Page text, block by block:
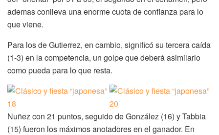
ademas conlleva una enorme cuota de confianza para lo
que viene.
Para los de Gutierrez, en cambio, significó su tercera caída
(1-3) en la competencia, un golpe que deberá asimilarlo
como pueda para lo que resta.
Nuñez con 21 puntos, seguido de González (16) y Tabbia
(15) fueron los máximos anotadores en el ganador. En